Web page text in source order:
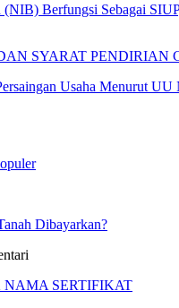
Berfungsi Sebagai
SYARAT PENDIRIAN
Usaha Menurut UU
Dibayarkan?
SERTIFIKAT